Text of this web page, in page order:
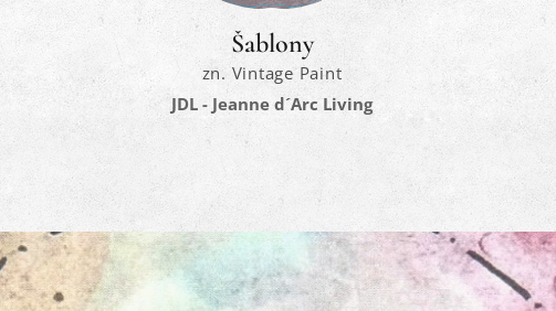
Šablony
zn. Vintage Paint
JDL - Jeanne d´Arc Living